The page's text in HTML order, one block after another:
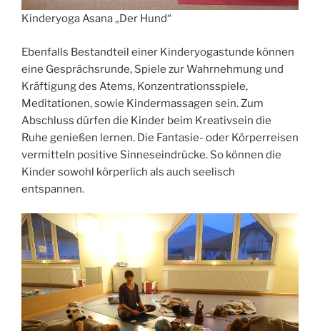
Kinderyoga Asana „Der Hund“
Ebenfalls Bestandteil einer Kinderyogastunde können
eine Gesprächsrunde, Spiele zur Wahrnehmung und
Kräftigung des Atems, Konzentrationsspiele,
Meditationen, sowie Kindermassagen sein. Zum
Abschluss dürfen die Kinder beim Kreativsein die
Ruhe genießen lernen. Die Fantasie- oder Körperreisen
vermitteln positive Sinneseindrücke. So können die
Kinder sowohl körperlich als auch seelisch
entspannen.